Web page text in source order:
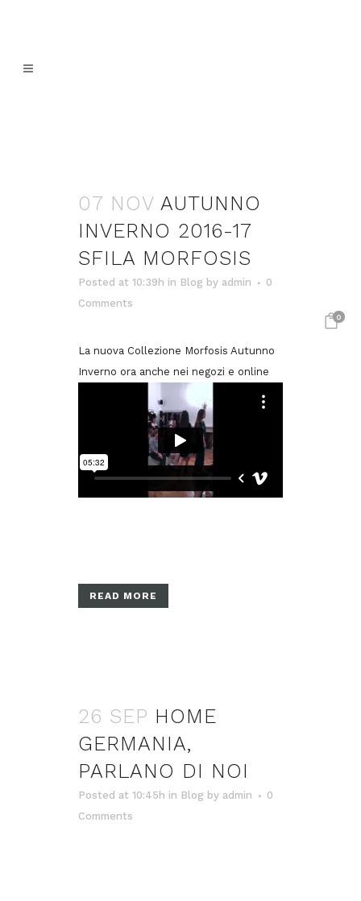
0
07 NOV AUTUNNO
INVERNO 2016-17
SFILA MORFOSIS
Posted at 10:39h in Blog by admin
0
Comments
La nuova Collezione Morfosis Autunno
Inverno ora anche nei negozi e online
READ MORE
26 SEP HOME
GERMANIA,
PARLANO DI NOI
Posted at 10:45h in Blog by admin
0
Comments